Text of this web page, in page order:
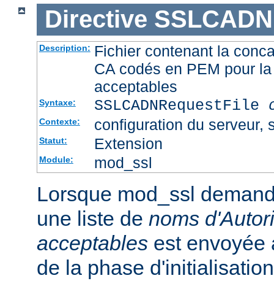
Directive
Description: Fichier contenant la
CA codés en PEM pour
acceptables
Syntaxe: SSLCADNRequestFile
Contexte: configuration du serveur,
Statut: Extension
Module: mod_ssl
Lorsque mod_ssl
une liste de noms
acceptables est envoyée
de la phase